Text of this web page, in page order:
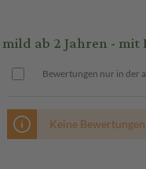
ab 2 Jahren -
Bewertungen nur in der
Keine